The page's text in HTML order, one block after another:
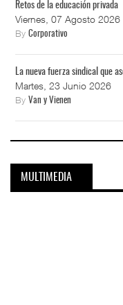
Retos de la educación privada
Viernes, 07 Agosto 2026
By Corporativo
La nueva fuerza sindical que
Martes, 23 Junio 2026
By Van y Vienen
MULTIMEDIA